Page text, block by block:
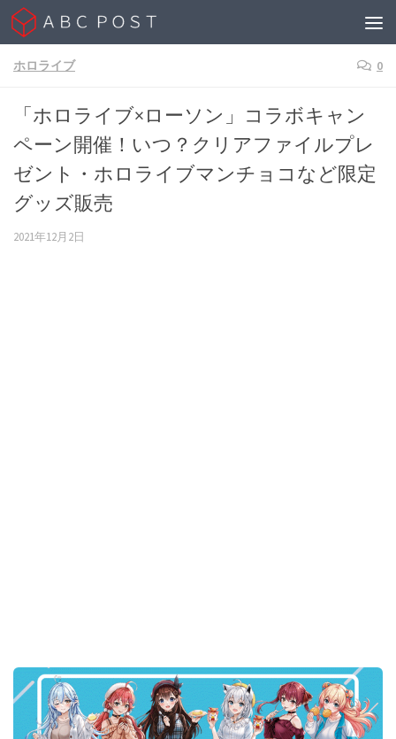
Skip to content
ホロライブ 0
「ホロライブ×ローソン」コラボキャン
ペーン開催！いつ？クリアファイルプレ
ゼント・ホロライブマンチョコなど限定
グッズ販売
2021年12月2日